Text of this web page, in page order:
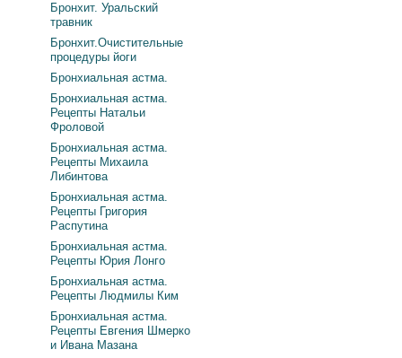
Бронхит. Уральский
травник
Бронхит.Очистительные
процедуры йоги
Бронхиальная астма.
Бронхиальная астма.
Рецепты Натальи
Фроловой
Бронхиальная астма.
Рецепты Михаила
Либинтова
Бронхиальная астма.
Рецепты Григория
Распутина
Бронхиальная астма.
Рецепты Юрия Лонго
Бронхиальная астма.
Рецепты Людмилы Ким
Бронхиальная астма.
Рецепты Евгения Шмерко
и Ивана Мазана